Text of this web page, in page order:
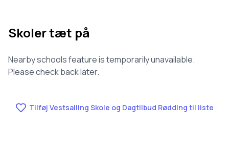
Skoler tæt på
Nearby schools feature is temporarily unavailable.
Please check back later.
Tilføj Vestsalling Skole og Dagtilbud Rødding til liste